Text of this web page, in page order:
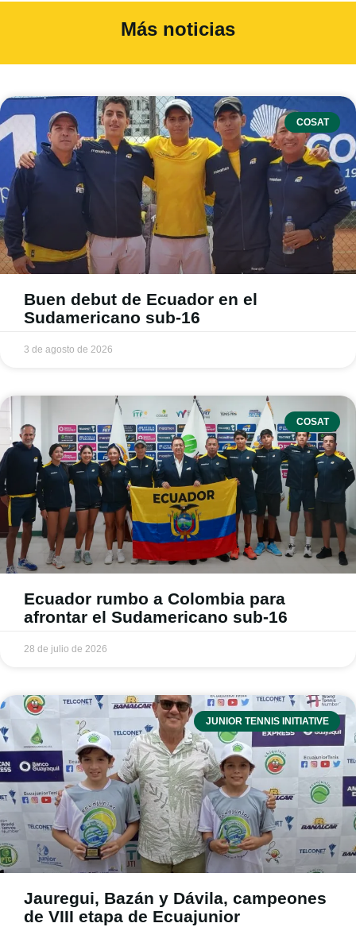
Más noticias
COSAT
Buen debut de Ecuador en el
Sudamericano sub-16
3 de agosto de 2026
COSAT
Ecuador rumbo a Colombia para
afrontar el Sudamericano sub-16
28 de julio de 2026
JUNIOR TENNIS INITIATIVE
Jauregui, Bazán y Dávila, campeones
de VIII etapa de Ecuajunior